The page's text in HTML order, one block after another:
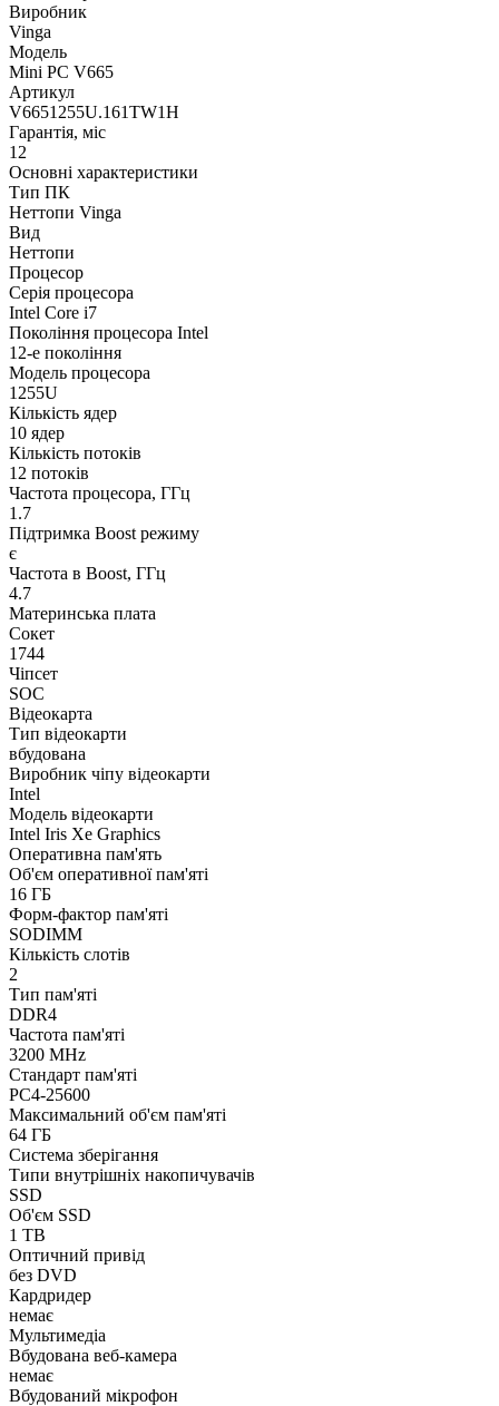
Виробник
Vinga
Модель
Mini PC V665
Артикул
V6651255U.161TW1H
Гарантія, міс
12
Основні характеристики
Тип ПК
Неттопи Vinga
Вид
Неттопи
Процесор
Серія процесора
Intel Core i7
Покоління процесора Intel
12-е покоління
Модель процесора
1255U
Кількість ядер
10 ядер
Кількість потоків
12 потоків
Частота процесора, ГГц
1.7
Підтримка Boost режиму
є
Частота в Boost, ГГц
4.7
Материнська плата
Сокет
1744
Чіпсет
SOC
Відеокарта
Тип відеокарти
вбудована
Виробник чіпу відеокарти
Intel
Модель відеокарти
Intel Iris Xe Graphics
Оперативна пам'ять
Об'єм оперативної пам'яті
16 ГБ
Форм-фактор пам'яті
SODIMM
Кількість слотів
2
Тип пам'яті
DDR4
Частота пам'яті
3200 MHz
Стандарт пам'яті
PC4-25600
Максимальний об'єм пам'яті
64 ГБ
Система зберігання
Типи внутрішніх накопичувачів
SSD
Об'єм SSD
1 TB
Оптичний привід
без DVD
Кардридер
немає
Мультимедіа
Вбудована веб-камера
немає
Вбудований мікрофон